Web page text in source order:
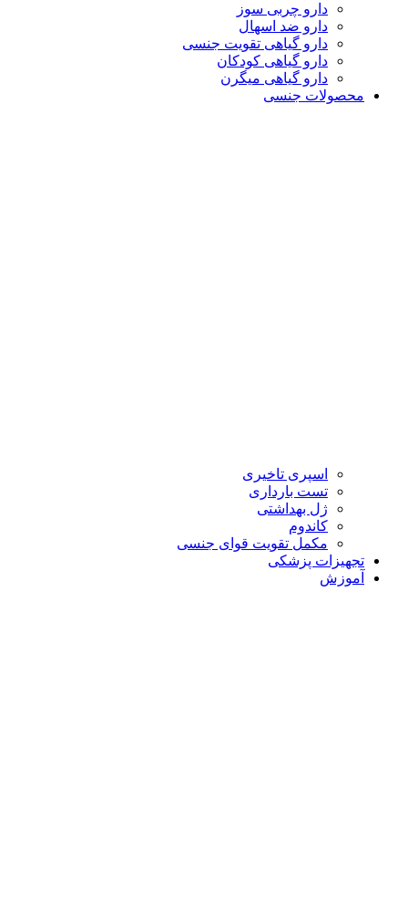
دارو چربی سوز
دارو ضد اسهال
دارو گیاهی تقویت جنسی
دارو گیاهی کودکان
دارو گیاهی میگرن
محصولات جنسی
اسپری تاخیری
تست بارداری
ژل بهداشتی
کاندوم
مکمل تقویت قوای جنسی
تجهیزات پزشکی
آموزش